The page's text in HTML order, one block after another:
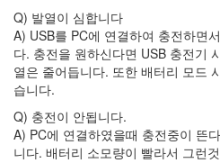
Q) 발열이 심합니다
A) USB를 PC에 연결하여 충전하면
다. 충전을 원하신다면 USB 충전기
열은 줄어듭니다. 또한 배터리 모드
습니다.
Q) 충전이 안됩니다.
A) PC에 연결하였을때 충전중이 뜬
니다. 배터리 소모량이 빨라서 그런
IUFC
요
금
제
개
K
리